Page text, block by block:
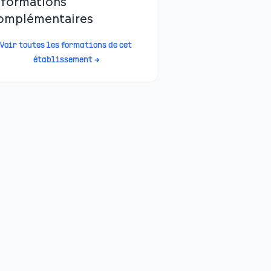
Voir toutes les formations de cet
établissement →